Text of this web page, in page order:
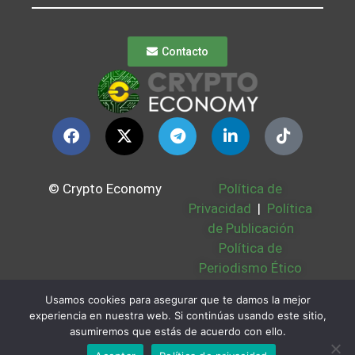
Contacto
© Crypto Economy
Política de
Privacidad | Política
de Publicación
Política de
Periodismo Ético
Bases Legales |
Partners | Sobre
Nosotros
Usamos cookies para asegurar que te damos la mejor
experiencia en nuestra web. Si continúas usando este sitio,
asumiremos que estás de acuerdo con ello.